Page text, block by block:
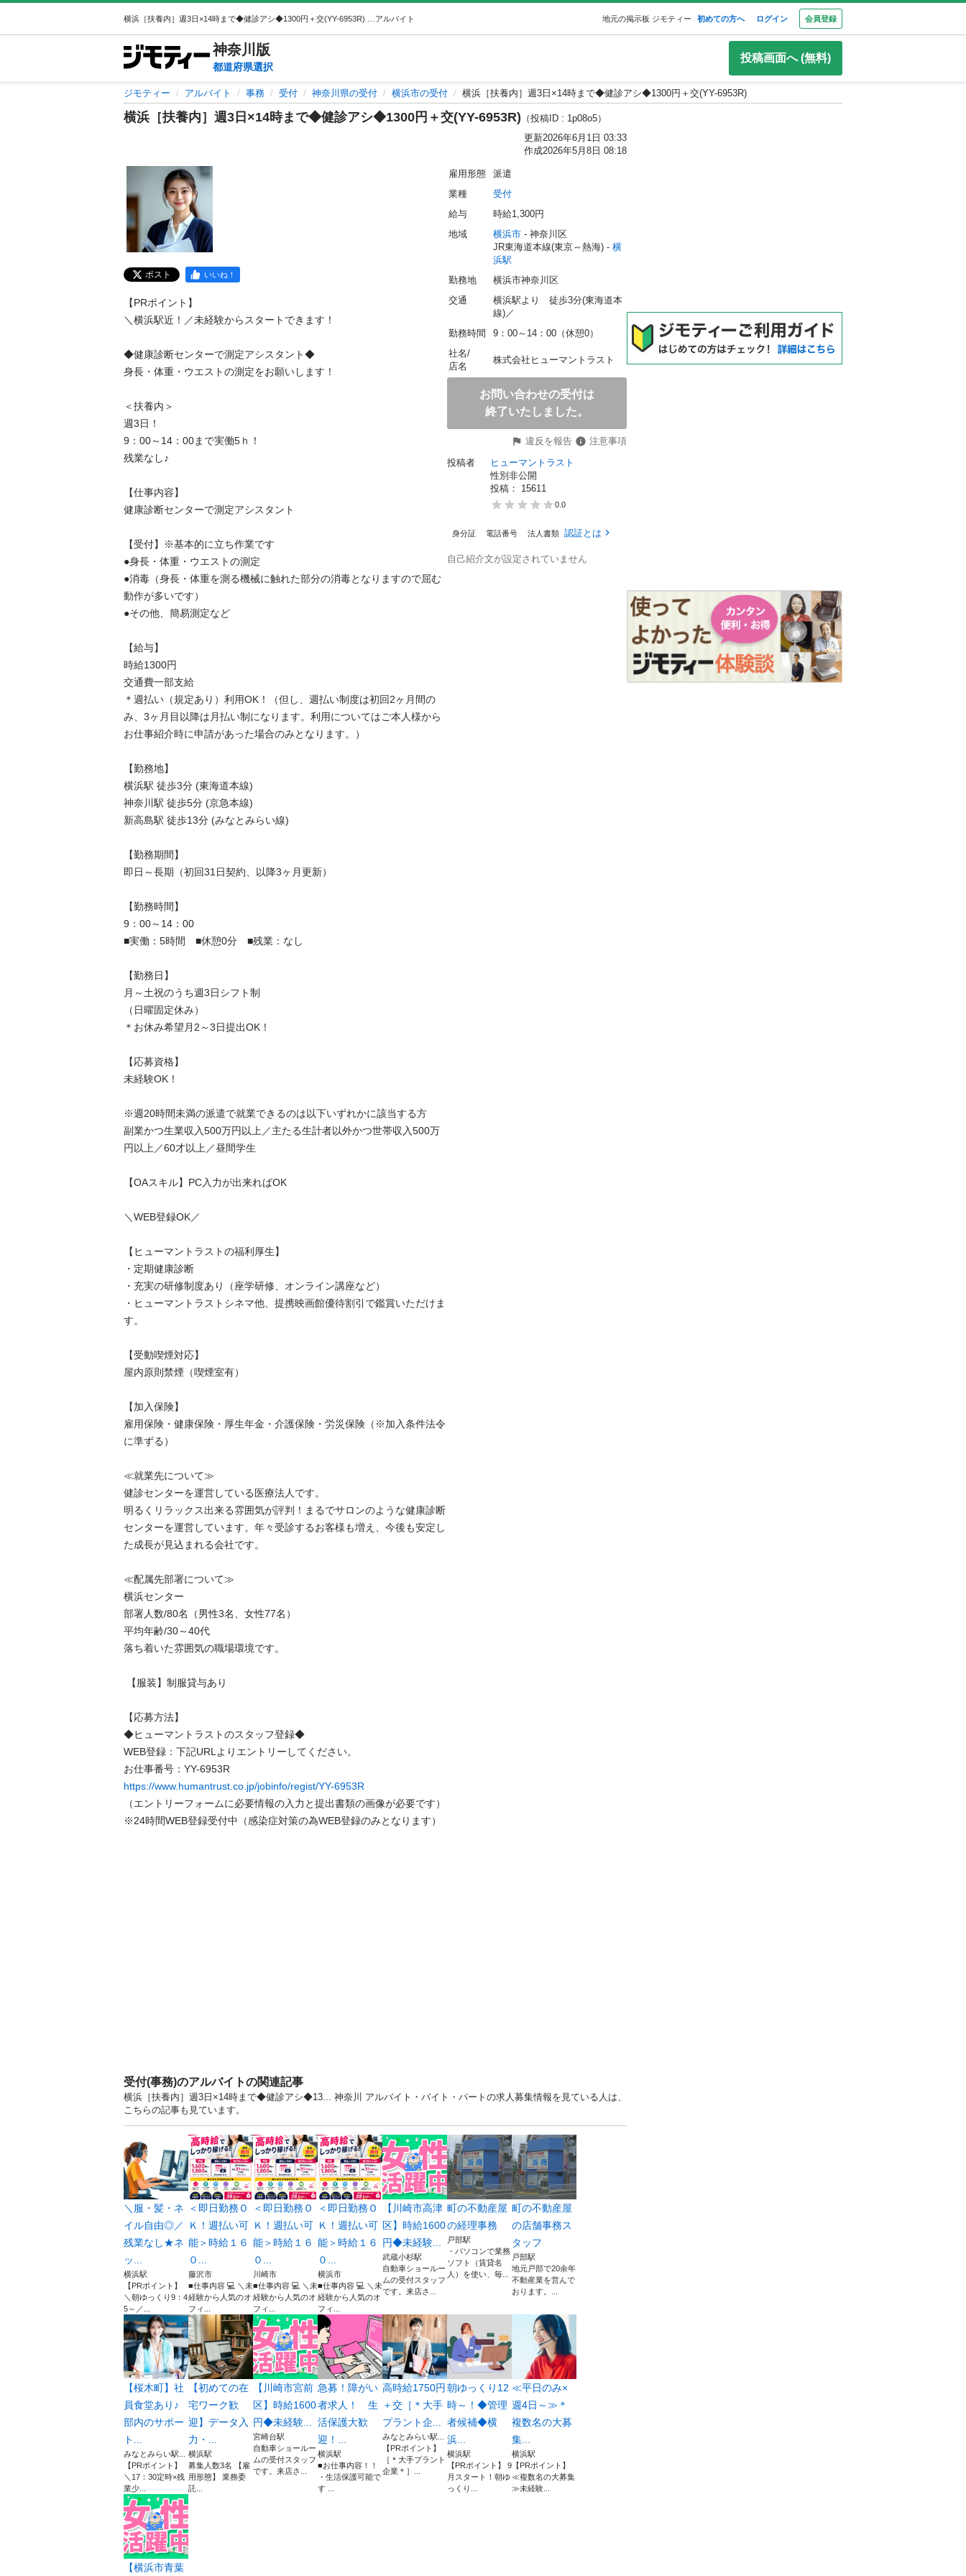
アルバイト 地元の掲示板 ジモティー 初めての方へ ログイン 会員登録
神奈川 版
都道府県選択
投稿画面へ (無料)
ジモティー アルバイト 事務 受付 神奈川県の受付 横浜市の受付 横浜［扶養内］週3日×14時まで◆健診アシ◆1300円＋交(YY-6953R)
横浜［扶養内］週3日×14時まで◆健診アシ◆1300円＋交(YY-6953R) （投稿ID : 1p08o5）
更新2026年6月1日 03:33
作成2026年5月8日 08:18
ポスト いいね！
【PRポイント】
＼横浜駅近！／未経験からスタートできます！
◆健康診断センターで測定アシスタント◆
身長・体重・ウエストの測定をお願いします！
＜扶養内＞
週3日！
9：00～14：00まで実働5ｈ！
残業なし♪
【仕事内容】
健康診断センターで測定アシスタント
【受付】※基本的に立ち作業です
●身長・体重・ウエストの測定
●消毒（身長・体重を測る機械に触れた部分の消毒となりますので屈む
動作が多いです）
●その他、簡易測定など
【給与】
時給1300円
交通費一部支給
＊週払い（規定あり）利用OK！（但し、週払い制度は初回2ヶ月間の
み、3ヶ月目以降は月払い制になります。利用についてはご本人様から
お仕事紹介時に申請があった場合のみとなります。）
【勤務地】
横浜駅 徒歩3分 (東海道本線)
神奈川駅 徒歩5分 (京急本線)
新高島駅 徒歩13分 (みなとみらい線)
【勤務期間】
即日～長期（初回31日契約、以降3ヶ月更新）
【勤務時間】
9：00～14：00
■実働：5時間　■休憩0分　■残業：なし
【勤務日】
月～土祝のうち週3日シフト制
（日曜固定休み）
＊お休み希望月2～3日提出OK！
【応募資格】
未経験OK！
※週20時間未満の派遣で就業できるのは以下いずれかに該当する方
副業かつ生業収入500万円以上／主たる生計者以外かつ世帯収入500万
円以上／60才以上／昼間学生
【OAスキル】PC入力が出来ればOK
＼WEB登録OK／
【ヒューマントラストの福利厚生】
・定期健康診断
・充実の研修制度あり（座学研修、オンライン講座など）
・ヒューマントラストシネマ他、提携映画館優待割引で鑑賞いただけま
す。
【受動喫煙対応】
屋内原則禁煙（喫煙室有）
【加入保険】
雇用保険・健康保険・厚生年金・介護保険・労災保険（※加入条件法令
に準ずる）
≪就業先について≫
健診センターを運営している医療法人です。
明るくリラックス出来る雰囲気が評判！まるでサロンのような健康診断
センターを運営しています。年々受診するお客様も増え、今後も安定し
た成長が見込まれる会社です。
≪配属先部署について≫
横浜センター
部署人数/80名（男性3名、女性77名）
平均年齢/30～40代
落ち着いた雰囲気の職場環境です。
【応募方法】
◆ヒューマントラストのスタッフ登録◆
WEB登録：下記URLよりエントリーしてください。
https://www.humantrust.co.jp/jobinfo/regist/YY-6953R
（エントリーフォームに必要情報の入力と提出書類の画像が必要です）
※24時間WEB登録受付中（感染症対策の為WEB登録のみとなります）
雇用形態
派遣
業種
受付
給与
時給1,300円
地域
横浜市 - 神奈川区
JR東海道本線(東京～熱海) - 横
浜駅
勤務地
横浜市神奈川区
交通
横浜駅より　徒歩3分(東海道本
線)／
勤務時間
9：00～14：00（休憩0）
社名/
店名
株式会社ヒューマントラスト
お問い合わせの受付は
終了いたしました。
違反を報告
注意事項
投稿者
ヒューマントラスト
性別非公開
投稿： 15611
0.0
身分証 電話番号 法人書類 認証とは
自己紹介文が設定されていません
受付(事務)のアルバイトの関連記事
横浜［扶養内］週3日×14時まで◆健診アシ◆13... 神奈川 アルバイト・バイト・パートの求人募集情報を見ている人は、
こちらの記事も見ています。
＼服・髪・ネ
イル自由◎／
残業なし★ネ
ッ...
横浜駅
【PRポイント】
＼朝ゆっくり9：4
5～／...
＜即日勤務Ｏ
Ｋ！週払い可
能＞時給１６
０...
藤沢市
■仕事内容 💻 ＼未
経験から人気のオ
フィ...
＜即日勤務Ｏ
Ｋ！週払い可
能＞時給１６
０...
川崎市
■仕事内容 💻 ＼未
経験から人気のオ
フィ...
＜即日勤務Ｏ
Ｋ！週払い可
能＞時給１６
０...
横浜市
■仕事内容 💻 ＼未
経験から人気のオ
フィ...
【川崎市高津
区】時給1600
円◆未経験...
武蔵小杉駅
自動車ショールー
ムの受付スタッフ
です。来店さ...
町の不動産屋
の経理事務
戸部駅
・パソコンで業務
ソフト（賃貸名
人）を使い、毎...
町の不動産屋
の店舗事務ス
タッフ
戸部駅
地元戸部で20余年
不動産業を営んで
おります。...
【桜木町】社
員食堂あり♪
部内のサポー
ト...
みなとみらい駅...
【PRポイント】
＼17：30定時×残
業少...
【初めての在
宅ワーク歓
迎】データ入
力・...
横浜駅
募集人数3名 【雇
用形態】 業務委
託...
【川崎市宮前
区】時給1600
円◆未経験...
宮崎台駅
自動車ショールー
ムの受付スタッフ
です。来店さ...
急募！障がい
者求人！ 生
活保護大歓
迎！...
横浜駅
■お仕事内容！！
・生活保護可能で
す ...
高時給1750円
＋交［＊大手
プラント企...
みなとみらい駅...
【PRポイント】
［＊大手プラント
企業＊］...
朝ゆっくり12
時～！◆管理
者候補◆横
浜...
横浜駅
【PRポイント】 9
月スタート！朝ゆ
っくり...
≪平日のみ×
週4日～≫＊
複数名の大募
集...
横浜駅
【PRポイント】
≪複数名の大募集
≫未経験...
【横浜市青葉